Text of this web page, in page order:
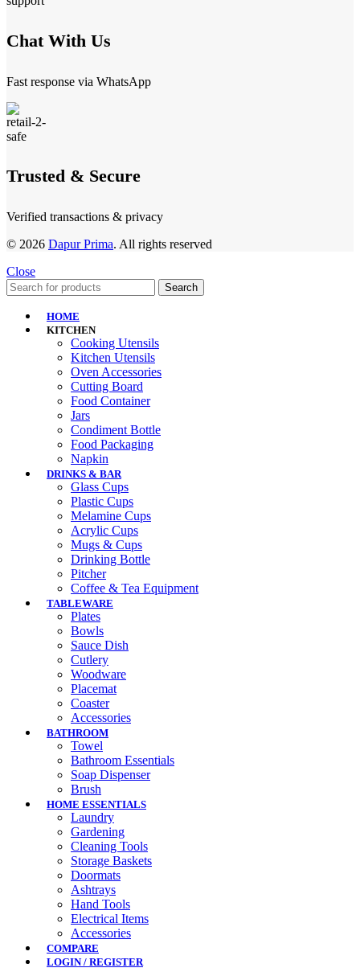
Chat With Us
Fast response via WhatsApp
Trusted & Secure
Verified transactions & privacy
© 2026 Dapur Prima. All rights reserved
Close
Search
HOME
KITCHEN
Cooking Utensils
Kitchen Utensils
Oven Accessories
Cutting Board
Food Container
Jars
Condiment Bottle
Food Packaging
Napkin
DRINKS & BAR
Glass Cups
Plastic Cups
Melamine Cups
Acrylic Cups
Mugs & Cups
Drinking Bottle
Pitcher
Coffee & Tea Equipment
TABLEWARE
Plates
Bowls
Sauce Dish
Cutlery
Woodware
Placemat
Coaster
Accessories
BATHROOM
Towel
Bathroom Essentials
Soap Dispenser
Brush
HOME ESSENTIALS
Laundry
Gardening
Cleaning Tools
Storage Baskets
Doormats
Ashtrays
Hand Tools
Electrical Items
Accessories
COMPARE
LOGIN / REGISTER